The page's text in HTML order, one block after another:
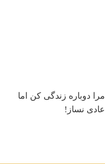
مرا دوباره زندگی کن اما
عادی نساز!